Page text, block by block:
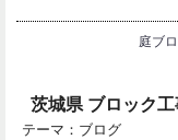
庭ブ
茨城県 ブロック工
テーマ： ブログ